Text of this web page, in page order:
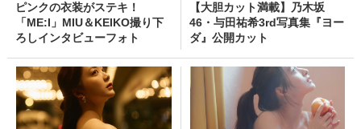
ピンクの衣装がステキ！
「ME:I」MIU＆KEIKO撮り下
ろしインタビューフォト
【大胆カット満載】乃木坂
46・与田祐希3rd写真集『ヨー
ダ』公開カット